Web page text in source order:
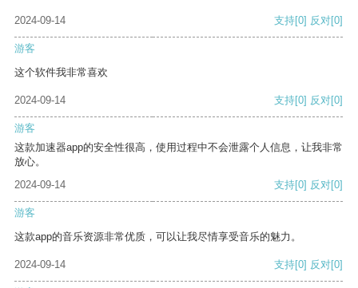
2024-09-14 支持[0] 反对[0]
游客
这个软件我非常喜欢
2024-09-14 支持[0] 反对[0]
游客
这款加速器app的安全性很高，使用过程中不会泄露个人信息，让我非常
放心。
2024-09-14
支持[0] 反对[0]
游客
这款app的音乐资源非常优质，可以让我尽情享受音乐的魅力。
2024-09-14 支持[0] 反对[0]